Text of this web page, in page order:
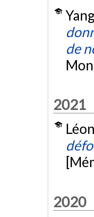
de
2021
2020